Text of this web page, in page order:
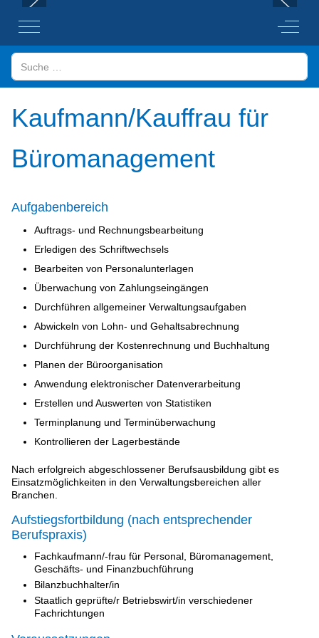
Mobile Menu Toggle Off-
Suchen
Kaufmann/Kauffrau für
Büromanagement
Aufgabenbereich
Auftrags- und Rechnungsbearbeitung
Erledigen des Schriftwechsels
Bearbeiten von Personalunterlagen
Überwachung von Zahlungseingängen
Durchführen allgemeiner Verwaltungsaufgaben
Abwickeln von Lohn- und Gehaltsabrechnung
Durchführung der Kostenrechnung und Buchhaltung
Planen der Büroorganisation
Anwendung elektronischer Datenverarbeitung
Erstellen und Auswerten von Statistiken
Terminplanung und Terminüberwachung
Kontrollieren der Lagerbestände
Nach erfolgreich abgeschlossener Berufsausbildung gibt es
Einsatzmöglichkeiten in den Verwaltungsbereichen aller
Branchen.
Aufstiegsfortbildung (nach entsprechender
Berufspraxis)
Fachkaufmann/-frau für Personal, Büromanagement,
Geschäfts- und Finanzbuchführung
Bilanzbuchhalter/in
Staatlich geprüfte/r Betriebswirt/in verschiedener
Fachrichtungen